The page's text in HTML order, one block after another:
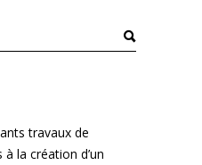
travaux de
la création d’un